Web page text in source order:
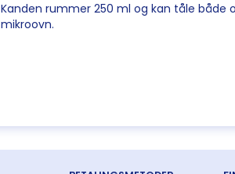
Kanden rummer 250 ml og kan tåle både
mikroovn.